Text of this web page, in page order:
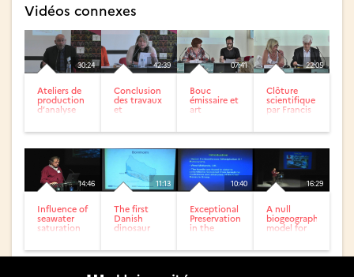
Vidéos connexes
30:24
Ateliers de
production
d’analyse
42:39
Conclusion
des travaux
et
07:41
Bouc
émissaire et
art
22:05
Clôture
scientifique
par Francis
14:46
Influence of
seawater
saturation
Phanerozoic...
11:13
The first
Danish
dinosaur
10:40
Exceptional
Preservation
in the
Coseley...
16:29
A null
biogeographic
model for